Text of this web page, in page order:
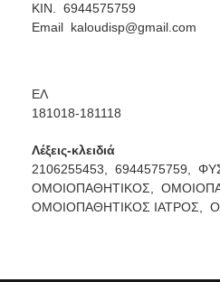
ΚΙΝ. 6944575759
Email kaloudisp@gmail.com
ΕΛ
181018-181118
Λέξεις-κλειδιά
2106255453,
6944575759,
ΟΜΟΙΟΠΑΘΗΤΙΚΟΣ,
ΟΜΟΙΟΠΑΘΗΤΙΚΟΣ ΙΑΤΡΟΣ,